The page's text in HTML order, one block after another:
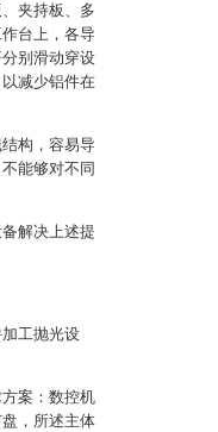
夹持板、多
台上，各导
别滑动穿设
减少铝件在
构，容易导
能够对不同
解决上述提
工抛光设
案：数控机
，所述主体